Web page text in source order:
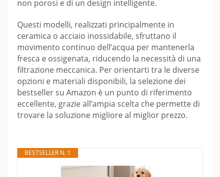
non porosi e di un design intelligente.
Questi modelli, realizzati principalmente in
ceramica o acciaio inossidabile, sfruttano il
movimento continuo dell’acqua per mantenerla
fresca e ossigenata, riducendo la necessità di una
filtrazione meccanica. Per orientarti tra le diverse
opzioni e materiali disponibili, la selezione dei
bestseller su Amazon è un punto di riferimento
eccellente, grazie all’ampia scelta che permette di
trovare la soluzione migliore al miglior prezzo.
BESTSELLER N. 1